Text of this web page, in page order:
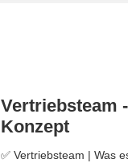
Vertriebsteam
Konzept
✅ Vertriebsteam | Was